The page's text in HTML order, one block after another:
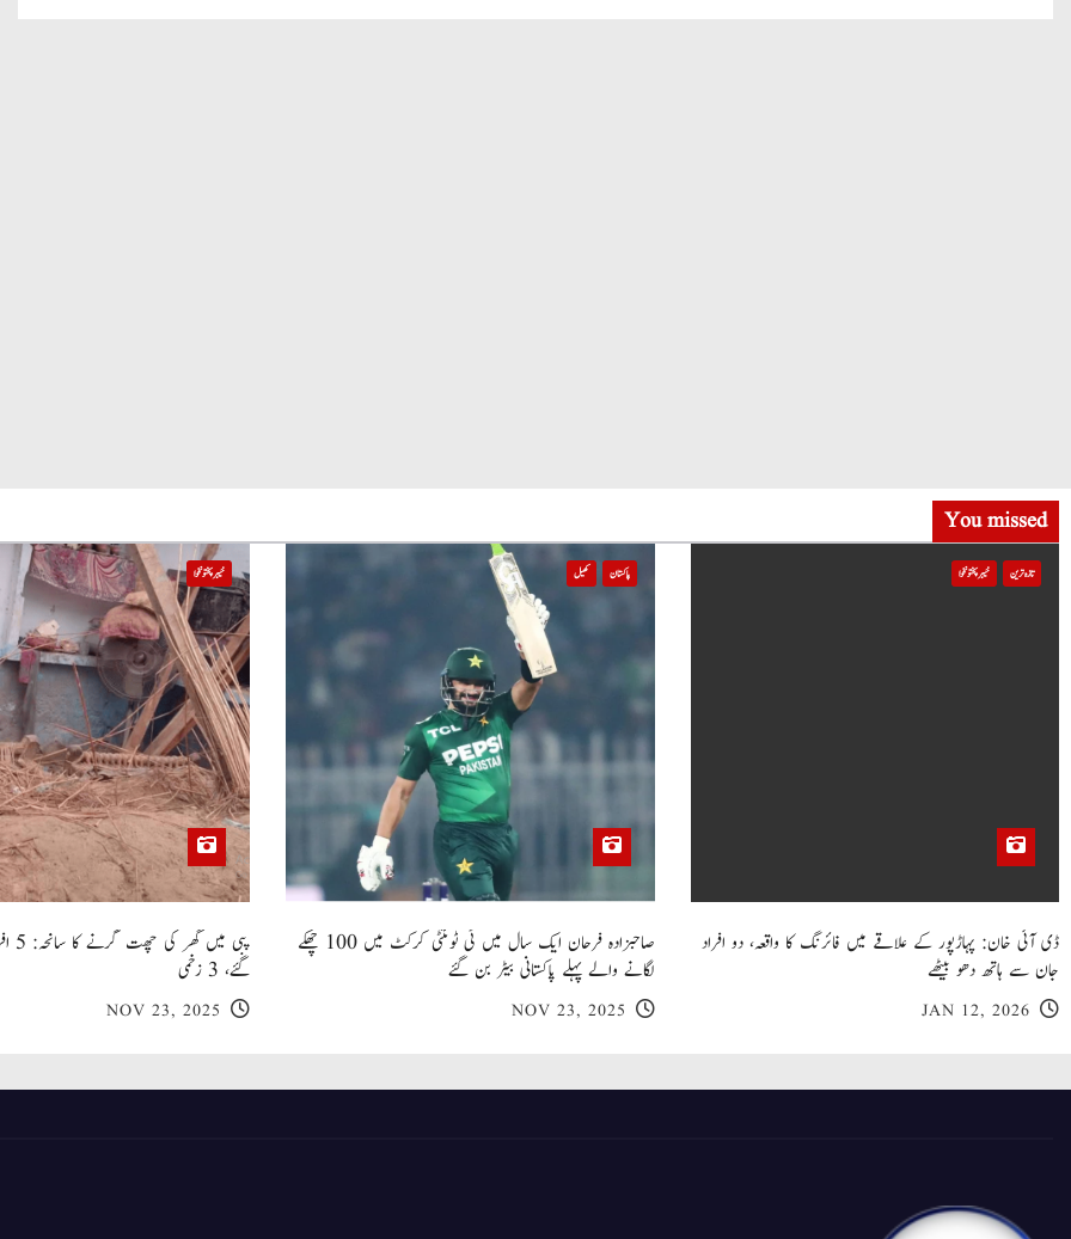
You missed
تازہ ترین خیبر پختونخوا
ڈی آئی خان: پہاڑپور کے علاقے میں فائرنگ کا واقعہ، دو افراد
جان سے ہاتھ دھو بیٹھے
JAN 12, 2026
پاکستان کھیل
صاحبزادہ فرحان ایک سال میں ٹی ٹوئنٹی کرکٹ میں 100 چھکے
لگانے والے پہلے پاکستانی بیٹر بن گئے
NOV 23, 2025
خیبر پختونخوا
گئے، 3 زخمی
NOV 23, 2025